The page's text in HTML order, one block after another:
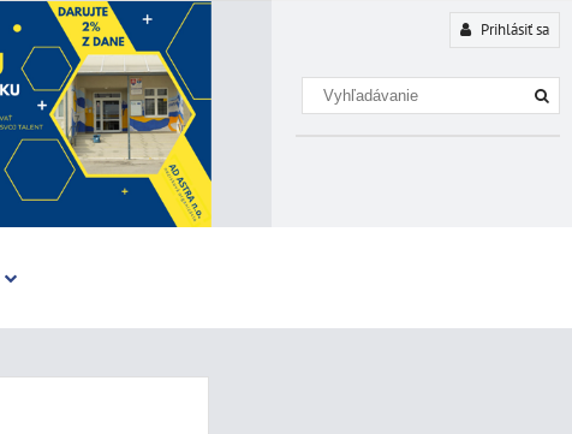
Prihlásiť sa